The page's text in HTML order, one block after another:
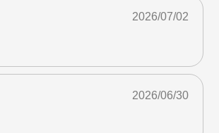
2026/07/02
2026/06/30